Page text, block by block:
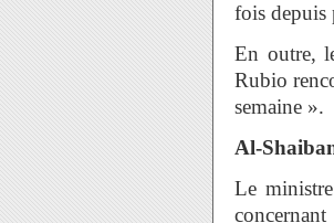
fois depuis
En outre,
Rubio
semaine ».
Al-
Le